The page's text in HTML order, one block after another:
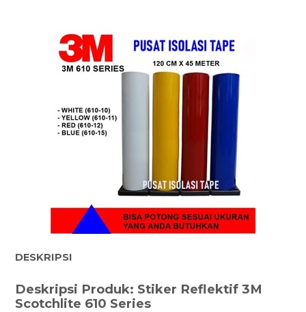
DESKRIPSI
Deskripsi Produk: Stiker Reflektif 3M
Scotchlite 610 Series